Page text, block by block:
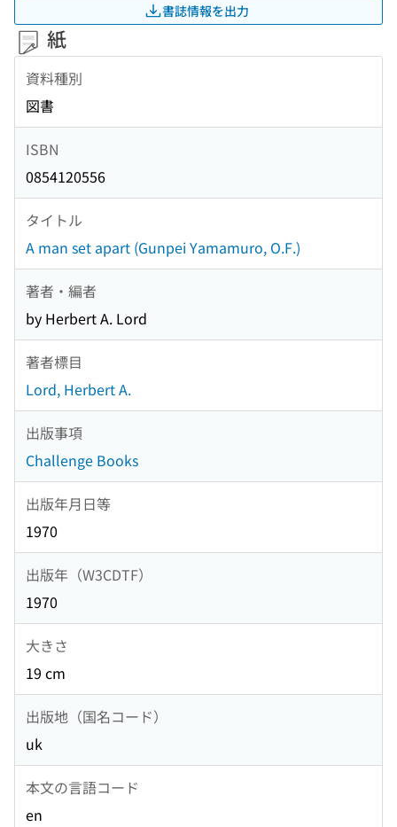
書誌情報を出力
紙
資料種別
図書
ISBN
0854120556
タイトル
A man set apart (Gunpei Yamamuro, O.F.)
著者・編者
by Herbert A. Lord
著者標目
Lord, Herbert A.
出版事項
Challenge Books
出版年月日等
1970
出版年（W3CDTF）
1970
大きさ
19 cm
出版地（国名コード）
uk
本文の言語コード
en